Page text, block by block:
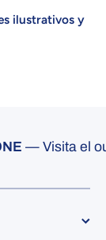
ilustrativos y
— Visita el outlet